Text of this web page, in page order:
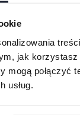
jak
mogą połączyć
usług.